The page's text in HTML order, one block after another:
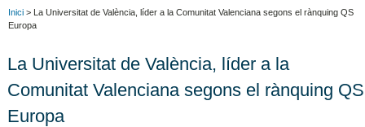
Inici > La Universitat de València, líder a la Comunitat Valenciana segons el rànquing QS
Europa
La Universitat de València, líder a la
Comunitat Valenciana segons el rànquing QS
Europa